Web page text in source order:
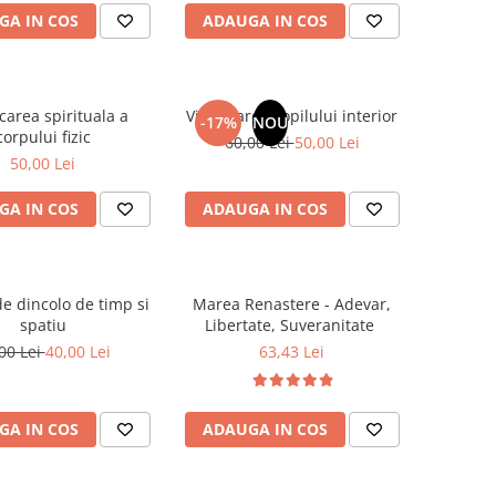
IN COS ADAUGA IN COS
spirituala a
fizic
50,00 Lei
IN COS
-17% NOU
Vindecarea copilului interior
60,00 Lei50,00 Lei
ADAUGA IN COS
dincolo de timp si
spatiu
Lei40,00 Lei
IN COS
Marea Renastere - Adevar,
Libertate, Suveranitate
63,43 Lei
ADAUGA IN COS